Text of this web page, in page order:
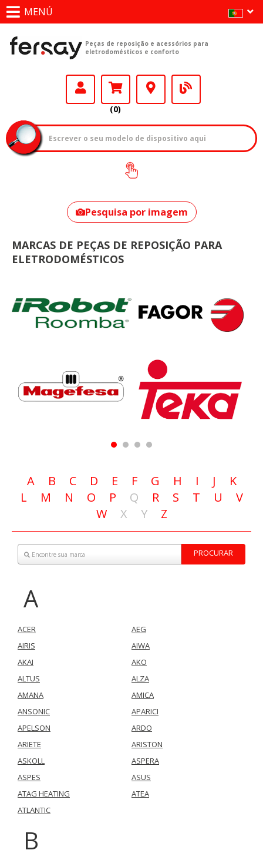
MENÚ
Peças de reposição e acessórios para
eletrodomésticos e conforto
(0)
Como encontrar
o seu modelo?
Pesquisa por imagem
MARCAS DE PEÇAS DE REPOSIÇÃO PARA
ELETRODOMÉSTICOS
1 2 3 4
A B C D E F G H I J
K
L
M N O P Q R S T U
V
W
X Y Z
Encontre sua marca PROCURAR
A
ACER
AEG
AIRIS
AIWA
AKAI
AKO
ALTUS
ALZA
AMANA
AMICA
ANSONIC
APARICI
APELSON
ARDO
ARIETE
ARISTON
ASKOLL
ASPERA
ASPES
ASUS
ATAG HEATING
ATEA
ATLANTIC
B